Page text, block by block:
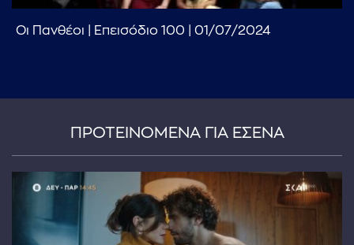
Οι Πανθέοι | Επεισόδιο 100 | 01/07/2024
ΠΡΟΤΕΙΝΟΜΕΝΑ ΓΙΑ ΕΣΕΝΑ